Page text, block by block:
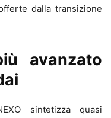
dalla transizione
avanzato
sintetizza quasi